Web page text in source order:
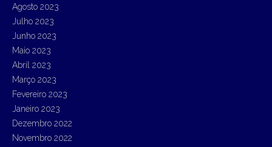
Agosto 2023
Julho 2023
Junho 2023
Maio 2023
Abril 2023
Março 2023
Fevereiro 2023
Janeiro 2023
Dezembro 2022
Novembro 2022